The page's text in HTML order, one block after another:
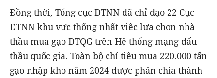
Đồng thời, Tổng cục DTNN đã chỉ đạo 22 Cục
DTNN khu vực thống nhất việc lựa chọn nhà
thầu mua gạo DTQG trên Hệ thống mạng đấu
thầu quốc gia. Toàn bộ chỉ tiêu mua 220.000 tấn
gạo nhập kho năm 2024 được phân chia thành